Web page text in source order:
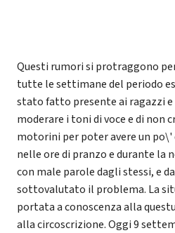
Questi rumori si protraggono
tutte le settimane del periodo
stato fatto presente ai ragazzi
moderare i toni di voce e di non
motorini per poter avere un
nelle ore di pranzo e durante
con male parole dagli stessi, e
sottovalutato il problema. La
portata a conoscenza alla
alla circoscrizione. Oggi 9